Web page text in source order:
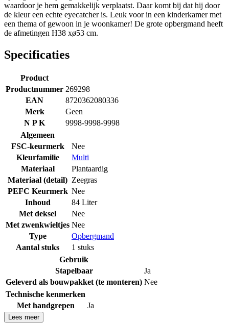
waardoor je hem gemakkelijk verplaatst. Daar komt bij dat hij door
de kleur een echte eyecatcher is. Leuk voor in een kinderkamer met
een thema of gewoon in je woonkamer! De grote opbergmand heeft
de afmetingen H38 xø53 cm.
Specificaties
Product
Productnummer 269298
EAN
8720362080336
Merk
Geen
N P K
9998-9998-9998
Algemeen
FSC-keurmerk
Nee
Kleurfamilie
Multi
Materiaal
Plantaardig
Materiaal (detail) Zeegras
PEFC Keurmerk Nee
Inhoud
84 Liter
Met deksel
Nee
Met zwenkwieltjes Nee
Type
Opbergmand
Aantal stuks
1 stuks
Gebruik
Stapelbaar
Ja
Geleverd als bouwpakket (te monteren) Nee
Technische kenmerken
Met handgrepen
Ja
Lees meer